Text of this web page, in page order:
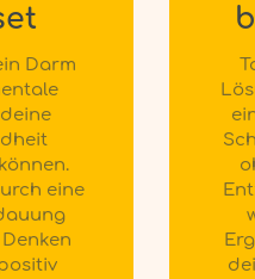
Darm
eine